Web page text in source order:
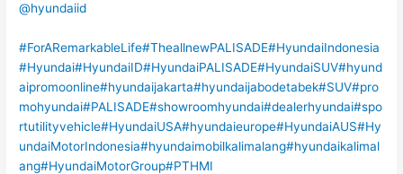
@hyundaiid
#ForARemarkableLife#TheallnewPALISADE#HyundaiIndonesia
#Hyundai#HyundaiID#HyundaiPALISADE#HyundaiSUV#hyund
aipromoonline#hyundaijakarta#hyundaijabodetabek#SUV#pro
mohyundai#PALISADE#showroomhyundai#dealerhyundai#spo
rtutilityvehicle#HyundaiUSA#hyundaieurope#HyundaiAUS#Hy
undaiMotorIndonesia#hyundaimobilkalimalang#hyundaikalimal
ang#HyundaiMotorGroup#PTHMI